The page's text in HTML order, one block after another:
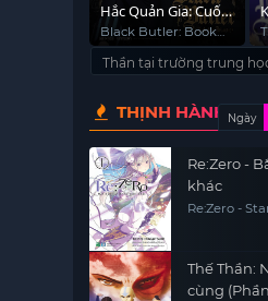
Hắc Quản Gia: Cuốn
Sách Của Đại Tây
Dương
Black Butler: Book
Of The Atlantic
Thần tại trường trung
THỊNH HÀNH Ngày
Re:Zero -
khác
Re:Zero -
Thế Thần:
cùng